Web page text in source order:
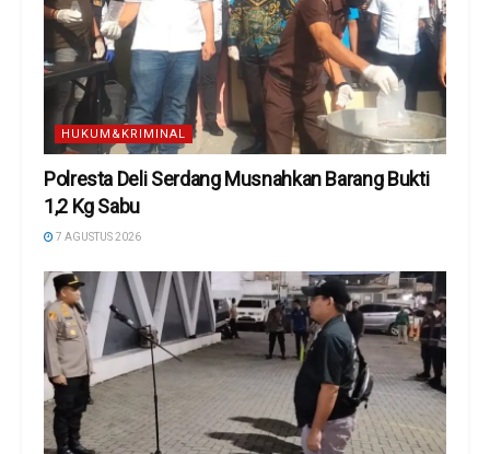
HUKUM&KRIMINAL
Polresta Deli Serdang Musnahkan Barang Bukti
1,2 Kg Sabu
7 AGUSTUS 2026